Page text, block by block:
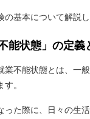
の基本について解説し
能状態」の定義
業不能状態とは、一
。
った際に、日々の生